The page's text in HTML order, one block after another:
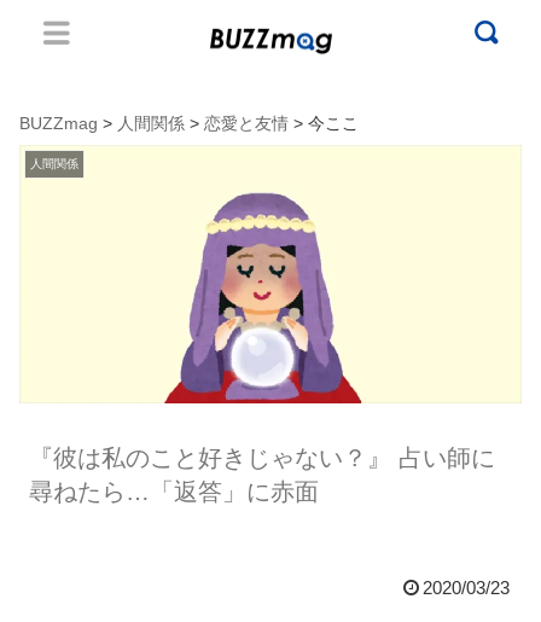
BUZZmag > 人間関係 > 恋愛と友情 > 今ここ
人間関係
『彼は私のこと好きじゃない？』 占い師に
尋ねたら…「返答」に赤面
2020/03/23